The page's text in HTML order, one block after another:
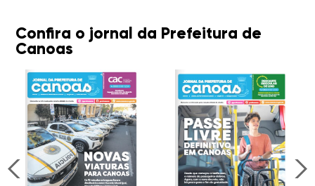
Confira o jornal da Prefeitura de
Canoas